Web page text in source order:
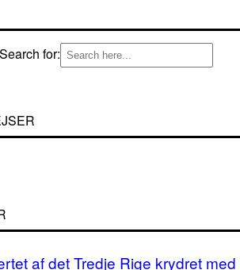
Search for:
af det Tredje Rige krydret med